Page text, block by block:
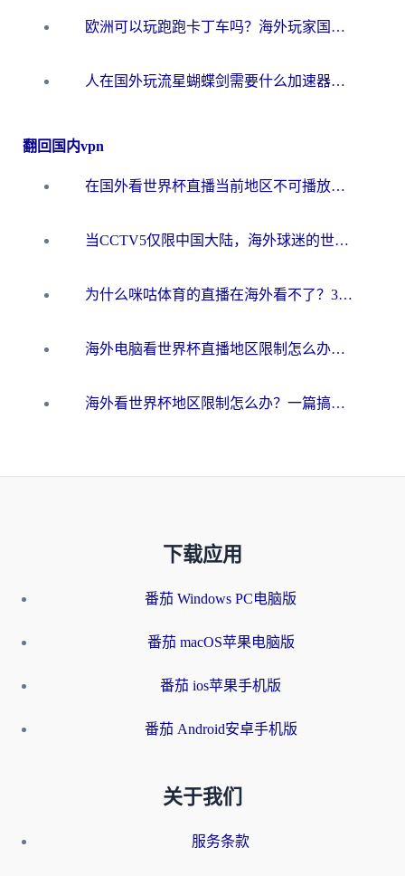
欧洲可以玩跑跑卡丁车吗？海外玩家国服游戏畅玩终极指南（附QQ炫舞剑网3解决方案）
人在国外玩流星蝴蝶剑需要什么加速器？老玩家亲测的终极解决方案
翻回国内vpn
在国外看世界杯直播当前地区不可播放？海外党必看的回国加速全攻略
当CCTV5仅限中国大陆，海外球迷的世界杯狂欢如何继续？
为什么咪咕体育的直播在海外看不了？3步解决海外看世界杯+抖音地区限制难题
海外电脑看世界杯直播地区限制怎么办？你需要一个聪明的加速器
海外看世界杯地区限制怎么办？一篇搞定咪咕视频播放+国内资源无缝访问指南
下载应用
番茄 Windows PC电脑版
番茄 macOS苹果电脑版
番茄 ios苹果手机版
番茄 Android安卓手机版
关于我们
服务条款